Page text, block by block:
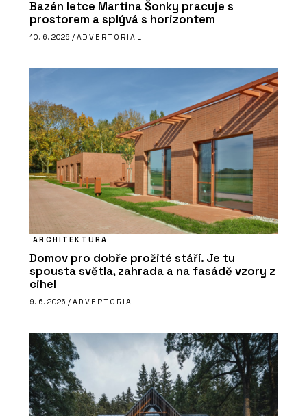
Bazén letce Martina Šonky pracuje s
prostorem a splývá s horizontem
10. 6. 2026 / ADVERTORIAL
ARCHITEKTURA
Domov pro dobře prožité stáří. Je tu
spousta světla, zahrada a na fasádě vzory z
cihel
9. 6. 2026 / ADVERTORIAL